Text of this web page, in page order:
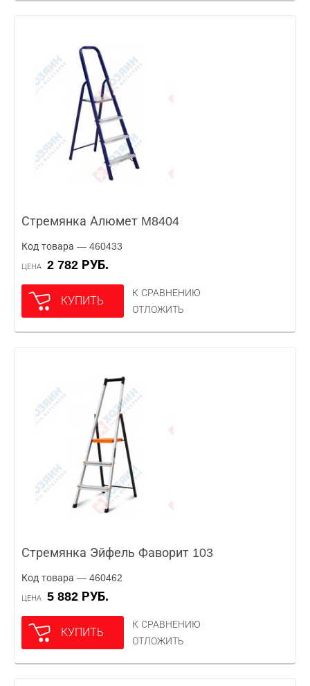
Стремянка Алюмет M8404
Код товара — 460433
ЦЕНА 2 782 РУБ.
КУПИТЬ
К СРАВНЕНИЮ
ОТЛОЖИТЬ
Стремянка Эйфель Фаворит 103
Код товара — 460462
ЦЕНА 5 882 РУБ.
КУПИТЬ
К СРАВНЕНИЮ
ОТЛОЖИТЬ